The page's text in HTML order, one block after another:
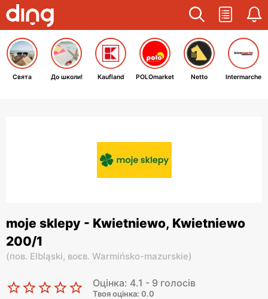
Свята До школи! Kaufland POLOmarket Netto Intermarche
moje sklepy - Kwietniewo, Kwietniewo
200/1
(пов. Elbląski, воєв. Warmińsko-mazurskie)
Оцінка: 4.1 - 9 голосів
Твоя оцінка: 0.0